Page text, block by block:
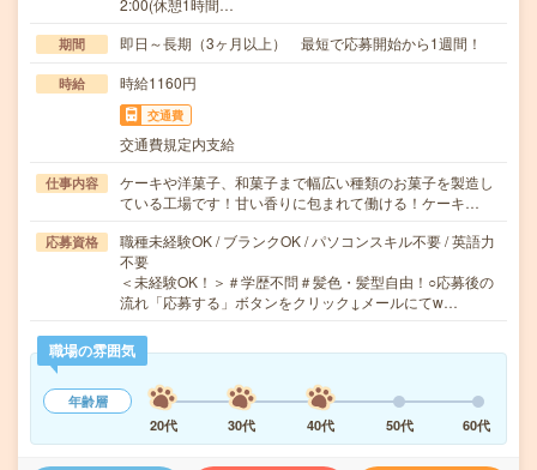
2:00(休憩1時間…
期間 即日～長期（3ヶ月以上） 最短で応募開始から1週間！
時給 時給1160円
交通費
交通費規定内支給
仕事内容
ケーキや洋菓子、和菓子まで幅広い種類のお菓子を製造し
ている工場です！甘い香りに包まれて働ける！ケーキ…
応募資格
職種未経験OK / ブランクOK / パソコンスキル不要 / 英語力
不要
＜未経験OK！＞＃学歴不問＃髪色・髪型自由！○応募後の
流れ「応募する」ボタンをクリック↓メールにてw…
職場の雰囲気
年齢層
20代
30代 40代 50代 60代